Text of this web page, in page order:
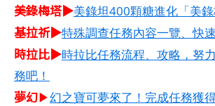
美錄梅塔▶美錄坦400顆糖進化「美錄
基拉祈▶特殊調查任務內容一覽、快
時拉比▶時拉比任務流程、攻略，努
務吧！
夢幻▶幻之寶可夢來了！完成任務獲